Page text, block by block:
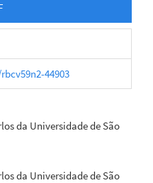
44903
da Universidade de São
da Universidade de São